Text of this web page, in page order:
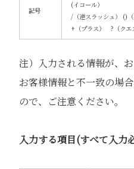
記号
(イコール）
/（逆スラッシュ） ()
+（プラス） ?（クエ
注）入力される情報が、
お客様情報と不一致の場
ので、ご注意ください。
入力する項目(すべて入力